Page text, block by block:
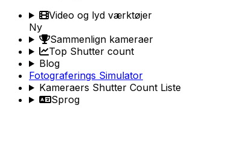
Video og lyd værktøjer
Ny
Sammenlign kameraer
Top Shutter count
Blog
Fotograferings Simulator
Kameraers Shutter Count Liste
Sprog